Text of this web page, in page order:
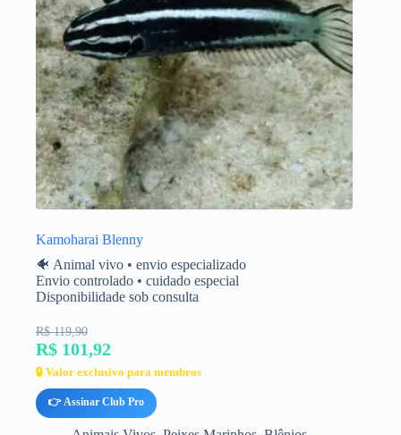
Kamoharai Blenny
🐠 Animal vivo • envio especializado
Envio controlado • cuidado especial
Disponibilidade sob consulta
R$ 119,90
R$ 101,92
🔒 Valor exclusivo para membros
👉 Assinar Club Pro